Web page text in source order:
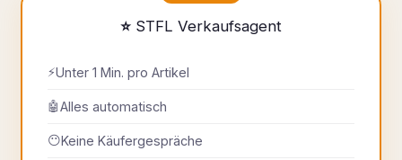
⭐ STFL Verkaufsagent
⚡Unter 1 Min. pro Artikel
🤖Alles automatisch
😶Keine Käufergespräche